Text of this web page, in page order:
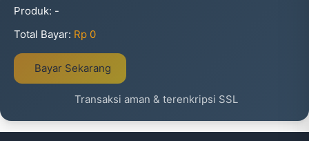
Produk: -
Total Bayar: Rp 0
Bayar Sekarang
Transaksi aman & terenkripsi SSL